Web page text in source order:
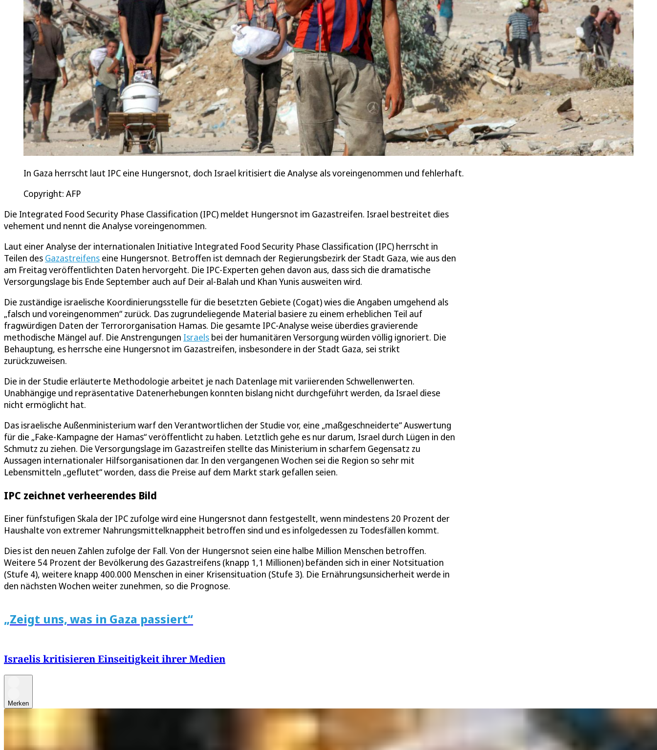
In Gaza herrscht laut IPC eine Hungersnot, doch Israel kritisiert die Analyse als voreingenommen und fehlerhaft.
Copyright: AFP
Die Integrated Food Security Phase Classification (IPC) meldet Hungersnot im Gazastreifen. Israel bestreitet dies
vehement und nennt die Analyse voreingenommen.
Laut einer Analyse der internationalen Initiative Integrated Food Security Phase Classification (IPC) herrscht in
Teilen des Gazastreifens eine Hungersnot. Betroffen ist demnach der Regierungsbezirk der Stadt Gaza, wie aus den
am Freitag veröffentlichten Daten hervorgeht. Die IPC-Experten gehen davon aus, dass sich die dramatische
Versorgungslage bis Ende September auch auf Deir al-Balah und Khan Yunis ausweiten wird.
Die zuständige israelische Koordinierungsstelle für die besetzten Gebiete (Cogat) wies die Angaben umgehend als
„falsch und voreingenommen“ zurück. Das zugrundeliegende Material basiere zu einem erheblichen Teil auf
fragwürdigen Daten der Terrororganisation Hamas. Die gesamte IPC-Analyse weise überdies gravierende
methodische Mängel auf. Die Anstrengungen Israels bei der humanitären Versorgung würden völlig ignoriert. Die
Behauptung, es herrsche eine Hungersnot im Gazastreifen, insbesondere in der Stadt Gaza, sei strikt
zurückzuweisen.
Die in der Studie erläuterte Methodologie arbeitet je nach Datenlage mit variierenden Schwellenwerten.
Unabhängige und repräsentative Datenerhebungen konnten bislang nicht durchgeführt werden, da Israel diese
nicht ermöglicht hat.
Das israelische Außenministerium warf den Verantwortlichen der Studie vor, eine „maßgeschneiderte“ Auswertung
für die „Fake-Kampagne der Hamas“ veröffentlicht zu haben. Letztlich gehe es nur darum, Israel durch Lügen in den
Schmutz zu ziehen. Die Versorgungslage im Gazastreifen stellte das Ministerium in scharfem Gegensatz zu
Aussagen internationaler Hilfsorganisationen dar. In den vergangenen Wochen sei die Region so sehr mit
Lebensmitteln „geflutet“ worden, dass die Preise auf dem Markt stark gefallen seien.
IPC zeichnet verheerendes Bild
Einer fünfstufigen Skala der IPC zufolge wird eine Hungersnot dann festgestellt, wenn mindestens 20 Prozent der
Haushalte von extremer Nahrungsmittelknappheit betroffen sind und es infolgedessen zu Todesfällen kommt.
Dies ist den neuen Zahlen zufolge der Fall. Von der Hungersnot seien eine halbe Million Menschen betroffen.
Weitere 54 Prozent der Bevölkerung des Gazastreifens (knapp 1,1 Millionen) befänden sich in einer Notsituation
(Stufe 4), weitere knapp 400.000 Menschen in einer Krisensituation (Stufe 3). Die Ernährungsunsicherheit werde in
den nächsten Wochen weiter zunehmen, so die Prognose.
„Zeigt uns, was in Gaza passiert“
Israelis kritisieren Einseitigkeit ihrer Medien
Merken